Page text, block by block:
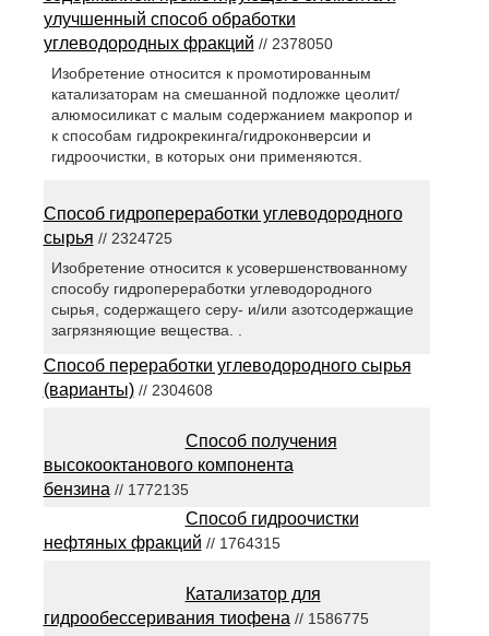
улучшенный способ обработки
углеводородных фракций // 2378050
Изобретение относится к промотированным
катализаторам на смешанной подложке цеолит/
алюмосиликат с малым содержанием макропор и
к способам гидрокрекинга/гидроконверсии и
гидроочистки, в которых они применяются.
Способ гидропереработки углеводородного
сырья // 2324725
Изобретение относится к усовершенствованному
способу гидропереработки углеводородного
сырья, содержащего серу- и/или азотсодержащие
загрязняющие вещества. .
Способ переработки углеводородного сырья
(варианты)// 2304608
Способ получения
высокооктанового компонента
бензина // 1772135
Способ гидроочистки
нефтяных фракций // 1764315
Катализатор для
гидрообессеривания тиофена // 1586775